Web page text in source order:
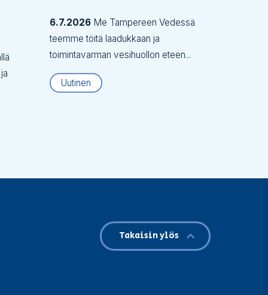
6.7.2026 Me Tampereen Vedessä
teemme töitä laadukkaan ja
toimintavarman vesihuollon eteen...
Uutinen
Takaisin ylös